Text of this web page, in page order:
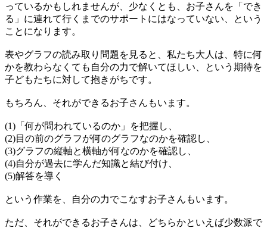
っているかもしれませんが、少なくとも、お子さんを「でき
る」に連れて行くまでのサポートにはなっていない、という
ことになります。
表やグラフの読み取り問題を見ると、私たち大人は、特に何
かを教わらなくても自分の力で解いてほしい、という期待を
子どもたちに対して抱きがちです。
もちろん、それができるお子さんもいます。
(1)「何が問われているのか」を把握し、
(2)目の前のグラフが何のグラフなのかを確認し、
(3)グラフの縦軸と横軸が何なのかを確認し、
(4)自分が過去に学んだ知識と結び付け、
(5)解答を導く
という作業を、自分の力でこなすお子さんもいます。
ただ、それができるお子さんは、どちらかといえば少数派で